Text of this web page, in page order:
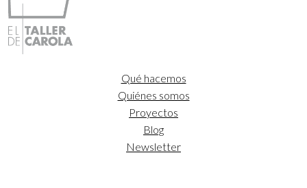
Qué hacemos
Quiénes somos
Proyectos
Blog
Newsletter